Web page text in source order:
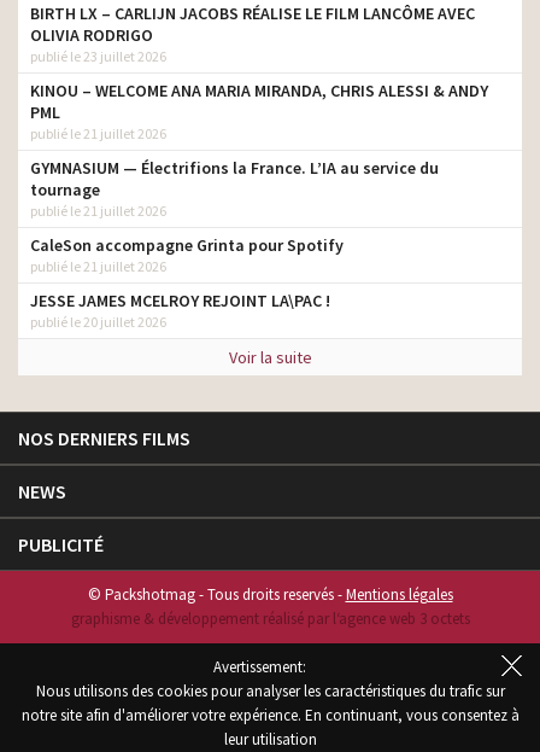
BIRTH LX – CARLIJN JACOBS RÉALISE LE FILM LANCÔME AVEC
OLIVIA RODRIGO
publié le 23 juillet 2026
KINOU – WELCOME ANA MARIA MIRANDA, CHRIS ALESSI & ANDY
PML
publié le 21 juillet 2026
GYMNASIUM — Électrifions la France. L’IA au service du
tournage
publié le 21 juillet 2026
CaleSon accompagne Grinta pour Spotify
publié le 21 juillet 2026
JESSE JAMES MCELROY REJOINT LA\PAC !
publié le 20 juillet 2026
Voir la suite
NOS DERNIERS FILMS
NEWS
PUBLICITÉ
© Packshotmag - Tous droits reservés -Mentions légales
graphisme & développement réalisé par l‘agence web 3 octets
Avertissement:
Nous utilisons des cookies pour analyser les caractéristiques du trafic sur
notre site afin d'améliorer votre expérience. En continuant, vous consentez à
leur utilisation